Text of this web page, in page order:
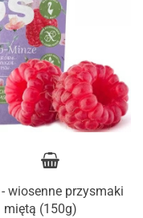
wiosenne przysmaki
(150g)